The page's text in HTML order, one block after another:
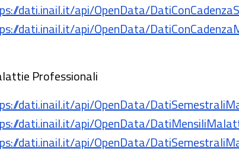
dati.inail.it/api/OpenData/
dati.inail.it/api/OpenData/
Professionali
dati.inail.it/api/OpenData/
dati.inail.it/api/OpenData/
dati.inail.it/api/OpenData/